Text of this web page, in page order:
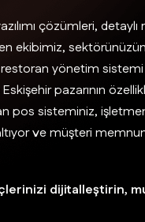
çözümleri,
ekibimiz,
yönetim
pazarının
pos sisteminiz,
ve müşteri
dijitalleştirin,